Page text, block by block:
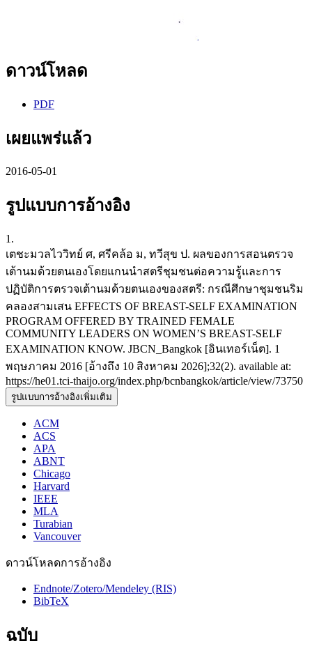
ดาวน์โหลด
PDF
เผยแพร่แล้ว
2016-05-01
รูปแบบการอ้างอิง
1.
เตชะมวลไววิทย์ ศ, ศรีคล้อ ม, ทวีสุข ป. ผลของการสอนตรวจ
เต้านมด้วยตนเองโดยแกนนำสตรีชุมชนต่อความรู้และการ
ปฏิบัติการตรวจเต้านมด้วยตนเองของสตรี: กรณีศึกษาชุมชนริม
คลองสามเสน EFFECTS OF BREAST-SELF EXAMINATION
PROGRAM OFFERED BY TRAINED FEMALE
COMMUNITY LEADERS ON WOMEN’S BREAST-SELF
EXAMINATION KNOW. JBCN_Bangkok [อินเทอร์เน็ต]. 1
พฤษภาคม 2016 [อ้างถึง 10 สิงหาคม 2026];32(2). available at:
https://he01.tci-thaijo.org/index.php/bcnbangkok/article/view/73750
รูปแบบการอ้างอิงเพิ่มเติม
ACM
ACS
APA
ABNT
Chicago
Harvard
IEEE
MLA
Turabian
Vancouver
ดาวน์โหลดการอ้างอิง
Endnote/Zotero/Mendeley (RIS)
BibTeX
ฉบับ